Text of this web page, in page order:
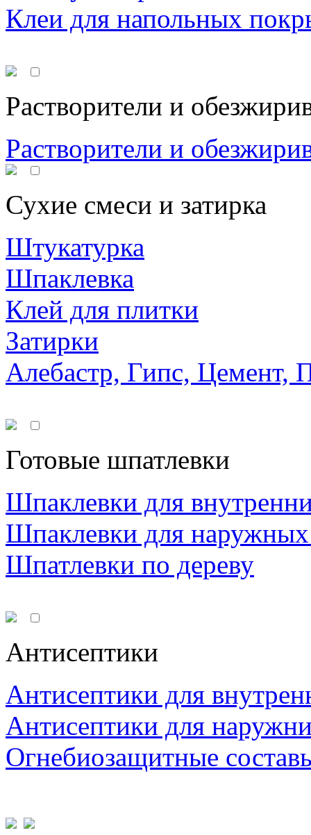
Клеи для напольных
Растворители и
Растворители и
Сухие смеси и затирка
Штукатурка
Шпаклевка
Клей для плитки
Затирки
Алебастр, Гипс, Цемент,
Готовые шпатлевки
Шпаклевки для
Шпаклевки для наружных
Шпатлевки по дереву
Антисептики
Антисептики для
Антисептики для
Огнебиозащитные